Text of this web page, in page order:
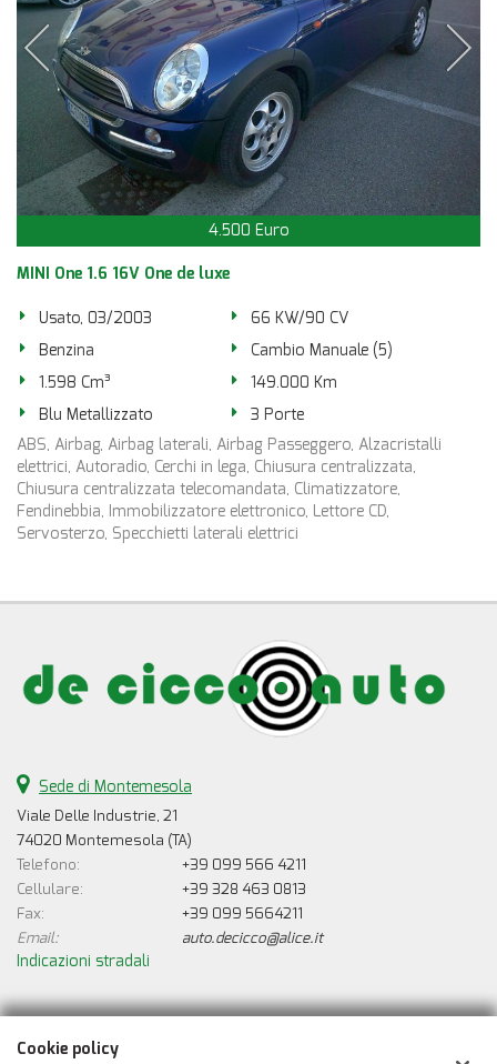
4.500 Euro
MINI One 1.6 16V One de luxe
Usato, 03/2003
66 KW/90 CV
Benzina
Cambio Manuale (5)
1.598 Cm³
149.000 Km
Blu Metallizzato
3 Porte
ABS, Airbag, Airbag laterali, Airbag Passeggero, Alzacristalli
elettrici, Autoradio, Cerchi in lega, Chiusura centralizzata,
Chiusura centralizzata telecomandata, Climatizzatore,
Fendinebbia, Immobilizzatore elettronico, Lettore CD,
Servosterzo, Specchietti laterali elettrici
Sede di Montemesola
Viale Delle Industrie, 21
74020 Montemesola (TA)
Telefono:
+39 099 566 4211
Cellulare:
+39 328 463 0813
Fax:
+39 099 5664211
Email:
auto.decicco@alice.it
Indicazioni stradali
Dati fiscali:
Cookie policy